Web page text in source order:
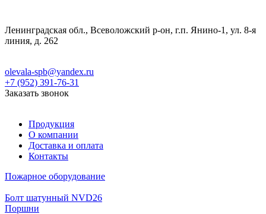
Ленинградская обл., Всеволожский р-он, г.п. Янино-1, ул. 8-я
линия, д. 262
olevala-spb@yandex.ru
+7 (952) 391-76-31
Заказать звонок
Продукция
О компании
Доставка и оплата
Контакты
Пожарное оборудование
Болт шатунный NVD26
Поршни